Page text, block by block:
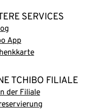
SERVICES
App
TCHIBO FILIALE
der Filiale